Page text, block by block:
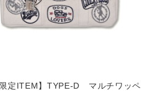
限定ITEM】TYPE-D マルチワッペ